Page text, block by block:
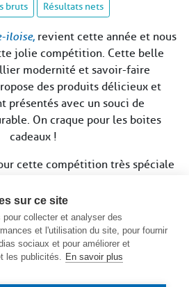
bruts Résultats nets
iloise,revient cette année et nous
jolie compétition. Cette belle
modernité et savoir-faire
des produits délicieux et
présentés avec un souci de
On craque pour les boites
cadeaux !
cette compétition très spéciale
le 23 juillet à 12h
sur ce site
collecter et analyser des
et l'utilisation du site, pour fournir
sociaux et pour améliorer et
les publicités. En savoir plus